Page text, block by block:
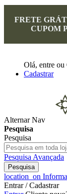
FRETE
CUPOM
Olá, entre ou
Cadastrar
Alternar Nav
Pesquisa
Pesquisa
Pesquisa Avançada
Pesquisa
location_on
Entrar / Cadastrar